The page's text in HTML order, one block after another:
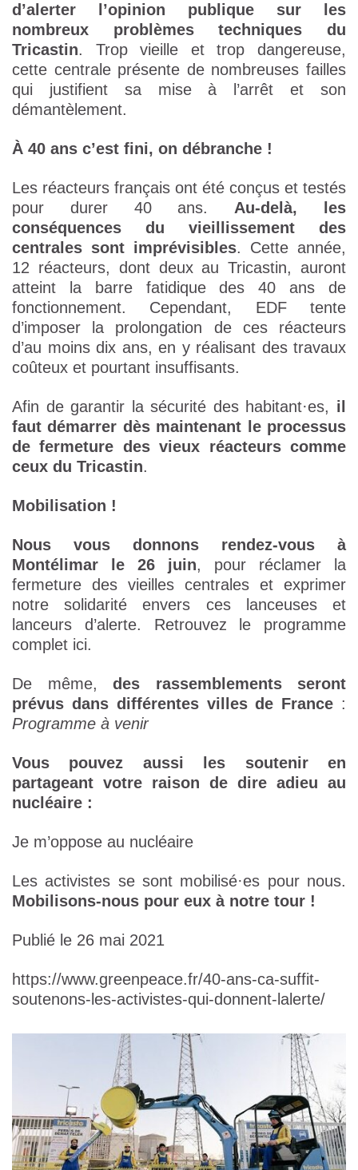
d’alerter l’opinion publique sur les
nombreux problèmes techniques du
Tricastin. Trop vieille et trop dangereuse,
cette centrale présente de nombreuses failles
qui justifient sa mise à l’arrêt et son
démantèlement.
À 40 ans c’est fini, on débranche !
Les réacteurs français ont été conçus et testés
pour durer 40 ans. Au-delà, les
conséquences du vieillissement des
centrales sont imprévisibles. Cette année,
12 réacteurs, dont deux au Tricastin, auront
atteint la barre fatidique des 40 ans de
fonctionnement. Cependant, EDF tente
d’imposer la prolongation de ces réacteurs
d’au moins dix ans, en y réalisant des travaux
coûteux et pourtant insuffisants.
Afin de garantir la sécurité des habitant·es, il
faut démarrer dès maintenant le processus
de fermeture des vieux réacteurs comme
ceux du Tricastin.
Mobilisation !
Nous vous donnons rendez-vous à
Montélimar le 26 juin, pour réclamer la
fermeture des vieilles centrales et exprimer
notre solidarité envers ces lanceuses et
lanceurs d’alerte. Retrouvez le programme
complet ici.
De même, des rassemblements seront
prévus dans différentes villes de France :
Programme à venir
Vous pouvez aussi les soutenir en
partageant votre raison de dire adieu au
nucléaire :
Je m’oppose au nucléaire
Les activistes se sont mobilisé·es pour nous.
Mobilisons-nous pour eux à notre tour !
Publié le 26 mai 2021
https://www.greenpeace.fr/40-ans-ca-suffit-
soutenons-les-activistes-qui-donnent-lalerte/